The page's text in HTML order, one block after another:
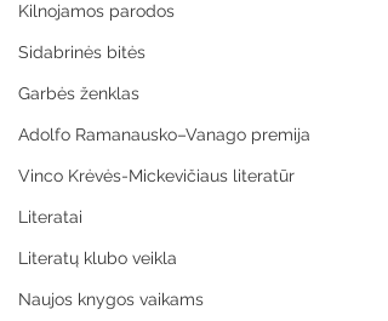
Kilnojamos parodos
Sidabrinės bitės
Garbės ženklas
Adolfo Ramanausko–Vanago premija
Vinco Krėvės-Mickevičiaus literatūr
Literatai
Literatų klubo veikla
Naujos knygos vaikams